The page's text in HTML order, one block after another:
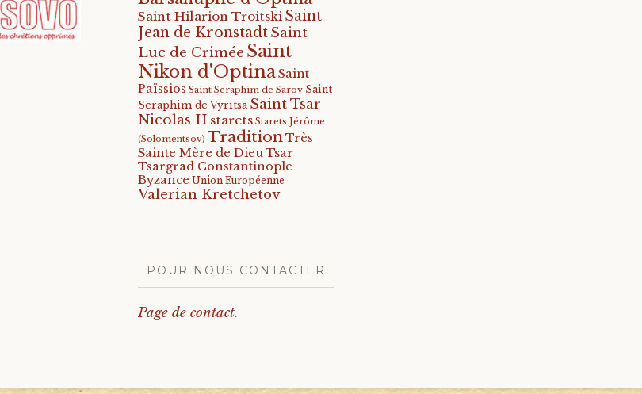
Saint Hilarion Troitski Saint
Jean de KronstadtSaint
Luc de Crimée Saint
Nikon d'OptinaSaint
Païssios Saint Seraphim de Sarov Saint
Seraphim de Vyritsa Saint Tsar
Nicolas II starets Starets Jérôme
(Solomentsov) Tradition Très
Sainte Mère de Dieu Tsar
Tsargrad Constantinople
Byzance Union Européenne
Valerian Kretchetov
POUR NOUS CONTACTER
Page de contact.